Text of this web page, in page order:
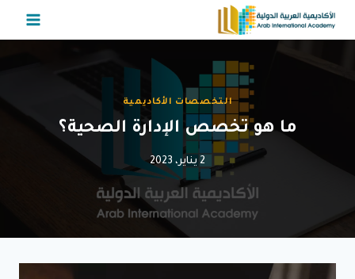
التجاوز
التخصصات الأكاديمية
ما هو تخصص الإدارة الصحية؟
2 يناير، 2023